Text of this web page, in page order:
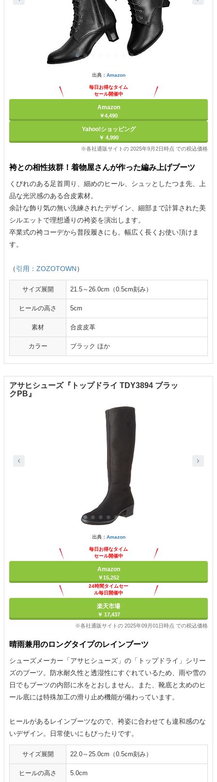
出典： Amazon
毎日お得なタイム
セール開催中
Amazon
￥4,490
Yahoo!ショッピング
￥ 4,990
※各社通販サイトの 2025年9月2日時点 での税込価格
袴との相性抜群！着物屋さんが作った編み上げブーツ
くびれのある足首周り、細めのヒール、シュッとしたつま先、上
品な光沢感のある合皮素材。
余計な飾り気の無い洗練されたデザイン、細部まで計算された美
シルエットで理想通りの袴姿を演出します。
卒業式の袴コーデから普段履きにも。幅広く長くお使い頂けま
す。
（引用：ZOZOTOWN）
サイズ展開 21.5～26.0cm（0.5cm刻み）
ヒールの高さ 5cm
素材 合皮皮革
カラー ブラック ほか
アサヒシューズ『トップドライ TDY3894 ブラッ
クPB』
出典： Amazon
毎日お得なタイム
セール開催中
Amazon
￥15,252
24時間タイムセー
ル毎日開催中
楽天市場
￥ 17,437
※各社通販サイトの 2025年09月01日時点 での税込価格
晴雨兼用のロングタイプのレインブーツ
シューズメーカー「アサヒシューズ」の「トップドライ」シリー
ズのブーツ。防水耐久性と透湿性にすぐれているため、雨や雪の
日でもブーツの内部に水をとおしません。また、靴底と太めのヒ
ール底には特殊加工の滑り止め機能が備わっています。
ヒールがあるレインブーツなので、袴姿に合わせても違和感のな
いデザイン。日常使いにもぴったりです。
サイズ展開 22.0～25.0cm（0.5cm刻み）
ヒールの高さ 5.0cm